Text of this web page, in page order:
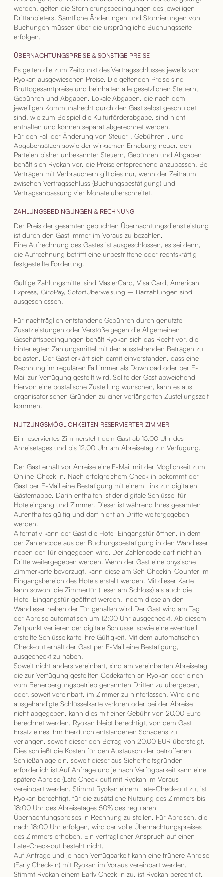
werden, gelten die Stornierungsbedingungen des jeweiligen
Drittanbieters. Sämtliche Änderungen und Stornierungen von
Buchungen müssen über die ursprüngliche Buchungsseite
erfolgen.
ÜBERNACHTUNGSPREISE & SONSTIGE PREISE
Es gelten die zum Zeitpunkt des Vertragsschlusses jeweils von
Ryokan ausgewiesenen Preise. Die geltenden Preise sind
Bruttogesamtpreise und beinhalten alle gesetzlichen Steuern,
Gebühren und Abgaben. Lokale Abgaben, die nach dem
jeweiligen Kommunalrecht durch den Gast selbst geschuldet
sind, wie zum Beispiel die Kulturförderabgabe, sind nicht
enthalten und können separat abgerechnet werden.
Für den Fall der Änderung von Steuer-, Gebühren-, und
Abgabensätzen sowie der wirksamen Erhebung neuer, den
Parteien bisher unbekannter Steuern, Gebühren und Abgaben
behält sich Ryokan vor, die Preise entsprechend anzupassen. Bei
Verträgen mit Verbrauchern gilt dies nur, wenn der Zeitraum
zwischen Vertragsschluss (Buchungsbestätigung) und
Vertragsanpassung vier Monate überschreitet.
ZAHLUNGSBEDINGUNGEN & RECHNUNG
Der Preis der gesamten gebuchten Übernachtungsdienstleistung
ist durch den Gast immer im Voraus zu bezahlen.
Eine Aufrechnung des Gastes ist ausgeschlossen, es sei denn,
die Aufrechnung betrifft eine unbestrittene oder rechtskräftig
festgestellte Forderung.
Gültige Zahlungsmittel sind MasterCard, Visa Card, American
Express, GiroPay, SofortÜberweisung – Barzahlungen sind
ausgeschlossen.
Für nachträglich entstandene Gebühren durch genutzte
Zusatzleistungen oder Verstöße gegen die Allgemeinen
Geschäftsbedingungen behält Ryokan sich das Recht vor, die
hinterlegten Zahlungsmittel mit den ausstehenden Beträgen zu
belasten. Der Gast erklärt sich damit einverstanden, dass eine
Rechnung im regulären Fall immer als Download oder per E-
Mail zur Verfügung gestellt wird. Sollte der Gast abweichend
hiervon eine postalische Zustellung wünschen, kann es aus
organisatorischen Gründen zu einer verlängerten Zustellungszeit
kommen.
NUTZUNGSMÖGLICHKEITEN RESERVIERTER ZIMMER
Ein reserviertes Zimmersteht dem Gast ab 15.00 Uhr des
Anreisetages und bis 12.00 Uhr am Abreisetag zur Verfügung.
Der Gast erhält vor Anreise eine E-Mail mit der Möglichkeit zum
Online-Check-in. Nach erfolgreichem Check-in bekommt der
Gast per E-Mail eine Bestätigung mit einem Link zur digitalen
Gästemappe. Darin enthalten ist der digitale Schlüssel für
Hoteleingang und Zimmer. Dieser ist während Ihres gesamten
Aufenthaltes gültig und darf nicht an Dritte weitergegeben
werden.
Alternativ kann der Gast die Hotel-Eingangstür öffnen, in dem
der Zahlencode aus der Buchungsbestätigung in den Wandleser
neben der Tür eingegeben wird. Der Zahlencode darf nicht an
Dritte weitergegeben werden. Wenn der Gast eine physische
Zimmerkarte bevorzugt, kann diese am Self-Checkin-Counter im
Eingangsbereich des Hotels erstellt werden. Mit dieser Karte
kann sowohl die Zimmertür (Leser am Schloss) als auch die
Hotel-Eingangstür geöffnet werden, indem diese an den
Wandleser neben der Tür gehalten wird.Der Gast wird am Tag
der Abreise automatisch um 12:00 Uhr ausgecheckt. Ab diesem
Zeitpunkt verlieren der digitale Schlüssel sowie eine eventuell
erstellte Schlüsselkarte ihre Gültigkeit. Mit dem automatischen
Check-out erhält der Gast per E-Mail eine Bestätigung,
ausgecheckt zu haben.
Soweit nicht anders vereinbart, sind am vereinbarten Abreisetag
die zur Verfügung gestellten Codekarten an Ryokan oder einen
vom Beherbergungsbetrieb genannten Dritten zu übergeben,
oder, soweit vereinbart, im Zimmer zu hinterlassen. Wird eine
ausgehändigte Schlüsselkarte verloren oder bei der Abreise
nicht abgegeben, kann dies mit einer Gebühr von 20,00 Euro
berechnet werden. Ryokan bleibt berechtigt, von dem Gast
Ersatz eines ihm hierdurch entstandenen Schadens zu
verlangen, soweit dieser den Betrag von 20,00 EUR übersteigt.
Dies schließt die Kosten für den Austausch der betroffenen
Schließanlage ein, soweit dieser aus Sicherheitsgründen
erforderlich ist.Auf Anfrage und je nach Verfügbarkeit kann eine
spätere Abreise (Late Check-out) mit Ryokan im Voraus
vereinbart werden. Stimmt Ryokan einem Late-Check-out zu, ist
Ryokan berechtigt, für die zusätzliche Nutzung des Zimmers bis
18:00 Uhr des Abreisetages 50% des regulären
Übernachtungspreises in Rechnung zu stellen. Für Abreisen, die
nach 18:00 Uhr erfolgen, wird der volle Übernachtungspreises
des Zimmers erhoben. Ein vertraglicher Anspruch auf einen
Late-Check-out besteht nicht.
Auf Anfrage und je nach Verfügbarkeit kann eine frühere Anreise
(Early Check-In) mit Ryokan im Voraus vereinbart werden.
Stimmt Ryokan einem Early Check-In zu, ist Ryokan berechtigt,